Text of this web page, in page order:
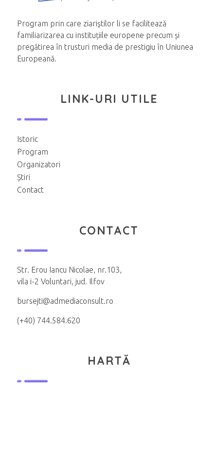
Program prin care ziariştilor li se facilitează
familiarizarea cu instituțiile europene precum și
pregătirea în trusturi media de prestigiu în Uniunea
Europeană.
LINK-URI UTILE
Istoric
Program
Organizatori
Știri
Contact
CONTACT
Str. Erou Iancu Nicolae, nr.103,
vila i-2 Voluntari, jud. Ilfov
bursejti@admediaconsult.ro
(+40) 744.584.620
HARTĂ